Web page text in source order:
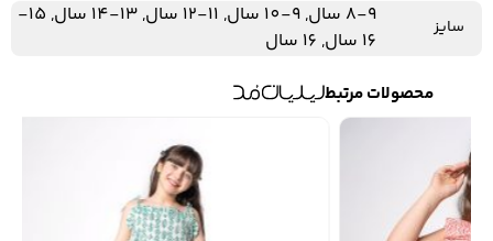
سایز
8-9 سال, 9-10 سال, 11-12 سال, 13-14 سال, 15-
16 سال, 16 سال
محصولات مرتبط